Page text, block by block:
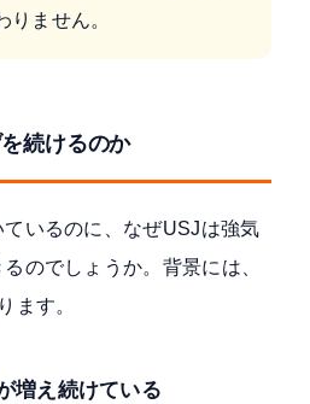
りません。
続けるのか
いるのに、なぜUSJは強気
のでしょうか。背景には、
ます。
増え続けている